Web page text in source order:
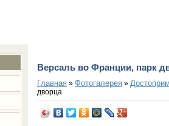
Версаль во Франции, парк
Главная» Фотогалерея»
дворца